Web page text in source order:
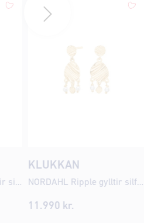
NORDAHL Seaside gylltir silfureyrnalokkar ●735900
KLUKKAN
NORDAHL Ripple gylltir silfureyrnalokkar ●785900
11.990 kr.